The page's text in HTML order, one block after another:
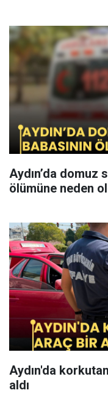
Aydın’da domuz
ölümüne neden
Aydın'da korkutan yangın!
aldı